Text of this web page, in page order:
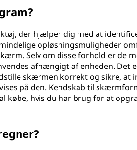
der hjælper dig med at
opløsningsmuligheder
Selv om disse forhold er de
afhængigt af enheden. Det
skærmen korrekt og sikre, at
på den. Kendskab til
købe, hvis du har brug for at